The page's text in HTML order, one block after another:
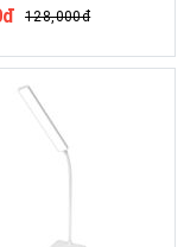
128,000đ